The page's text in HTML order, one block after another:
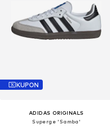
KUPON
ADIDAS ORIGINALS
Superge 'Samba'